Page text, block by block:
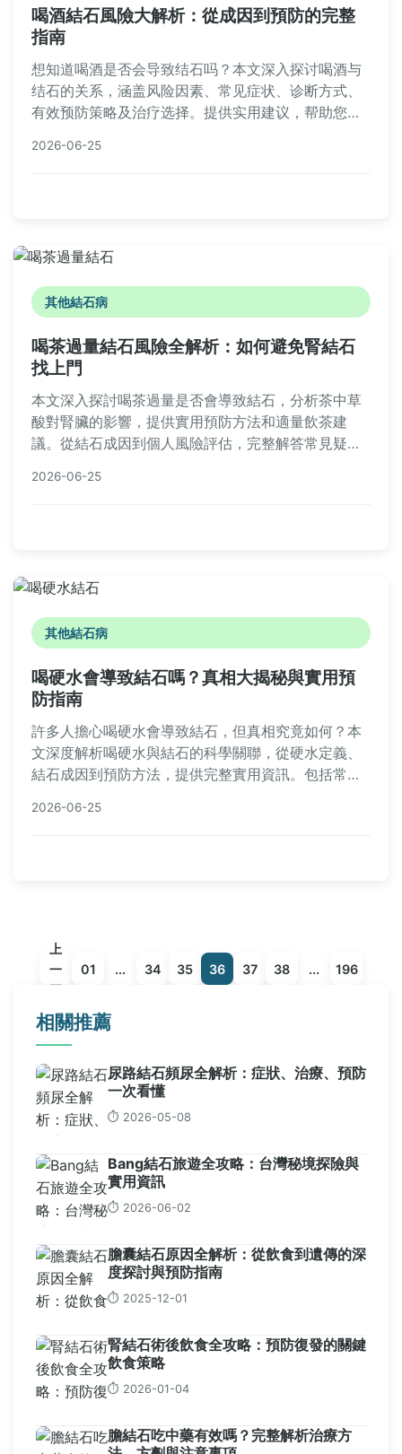
喝酒結石風險大解析：從成因到預防的完整
指南
想知道喝酒是否会导致结石吗？本文深入探讨喝酒与
结石的关系，涵盖风险因素、常见症状、诊断方式、
有效预防策略及治疗选择。提供实用建议，帮助您保
见问答，以及实用表格比较，让您全面了解喝酒结石
2026-06-25
其他結石病
喝茶過量結石風險全解析：如何避免腎結石
找上門
本文深入探討喝茶過量是否會導致結石，分析茶中草
酸對腎臟的影響，提供實用預防方法和適量飲茶建
議。從結石成因到個人風險評估，完整解答常見疑
實際案例，適合茶飲愛好者參考。
2026-06-25
其他結石病
喝硬水會導致結石嗎？真相大揭秘與實用預
防指南
許多人擔心喝硬水會導致結石，但真相究竟如何？本
文深度解析喝硬水與結石的科學關聯，從硬水定義、
結石成因到預防方法，提供完整實用資訊。包括常見
擾，安心飲水。
2026-06-25
上
一
頁
01 ... 34 35 36 37 38 ... 196
相關推薦
尿路結石頻尿全解析：症狀、治療、預防
一次看懂
⏱️ 2026-05-08
Bang結石旅遊全攻略：台灣秘境探險與
實用資訊
⏱️ 2026-06-02
膽囊結石原因全解析：從飲食到遺傳的深
度探討與預防指南
⏱️ 2025-12-01
腎結石術後飲食全攻略：預防復發的關鍵
飲食策略
⏱️ 2026-01-04
膽結石吃中藥有效嗎？完整解析治療方